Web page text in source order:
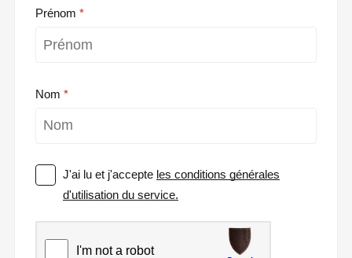
Prénom
Nom
J'ai lu et j'accepte les conditions générales
d'utilisation du service.